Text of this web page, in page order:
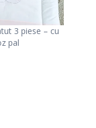
3 piese – cu
pal